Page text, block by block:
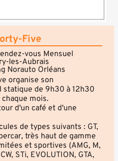
Five
vous Mensuel
les-Aubrais
Norauto Orléans
organise son
de 9h30 à 12h30
mois.
d'un café et d'une
de types suivants : GT,
très haut de gamme
et sportives (AMG, M,
STi, EVOLUTION, GTA,